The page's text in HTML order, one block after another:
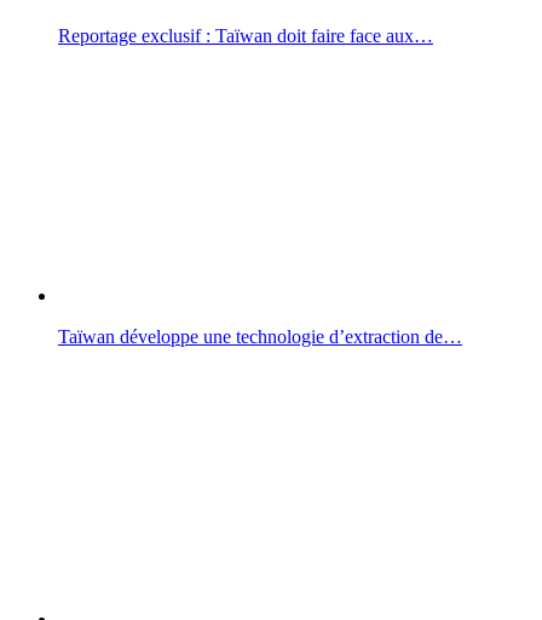
Reportage exclusif : Taïwan doit faire face aux…
Taïwan développe une technologie d’extraction de…